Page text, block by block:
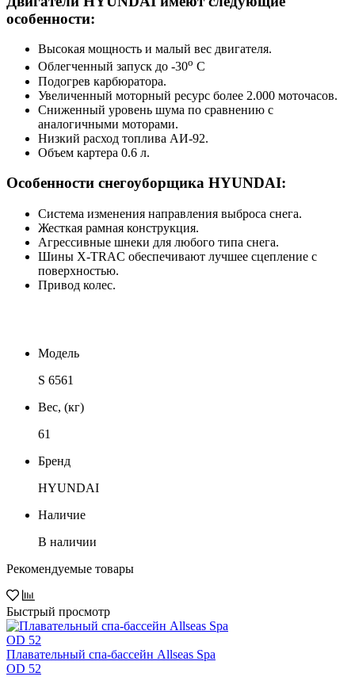
особенности:
Высокая мощность и малый вес двигателя.
Облегченный запуск до -30o С
Подогрев карбюратора.
Увеличенный моторный ресурс более 2.000 моточасов.
Сниженный уровень шума по сравнению с
аналогичными моторами.
Низкий расход топлива АИ-92.
Объем картера 0.6 л.
Особенности снегоуборщика HYUNDAI:
Система изменения направления выброса снега.
Жесткая рамная конструкция.
Агрессивные шнеки для любого типа снега.
Шины Х-ТRAC обеспечивают лучшее сцепление с
поверхностью.
Привод колес.
Модель
S 6561
Вес, (кг)
61
Бренд
HYUNDAI
Наличие
В наличии
Рекомендуемые товары
Быстрый просмотр
Плавательный спа-бассейн Allseas Spa
OD 52